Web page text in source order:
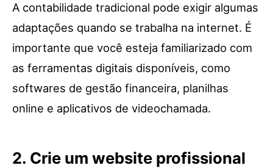
A contabilidade tradicional pode exigir algumas
adaptações quando se trabalha na internet. É
importante que você esteja familiarizado com
as ferramentas digitais disponíveis, como
softwares de gestão financeira, planilhas
online e aplicativos de videochamada.
2. Crie um website profissional